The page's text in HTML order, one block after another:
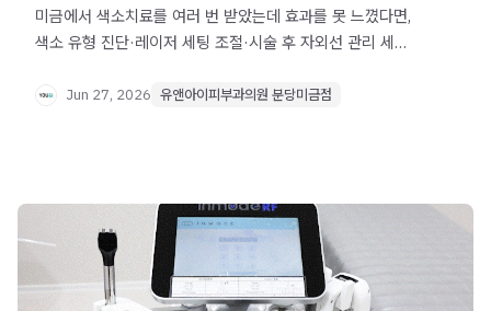
미금에서 색소치료를 여러 번 받았는데 효과를 못 느꼈다면,
색소 유형 진단·레이저 세팅 조절·시술 후 자외선 관리 세
Jun 27, 2026 유앤아이피부과의원 분당미금점